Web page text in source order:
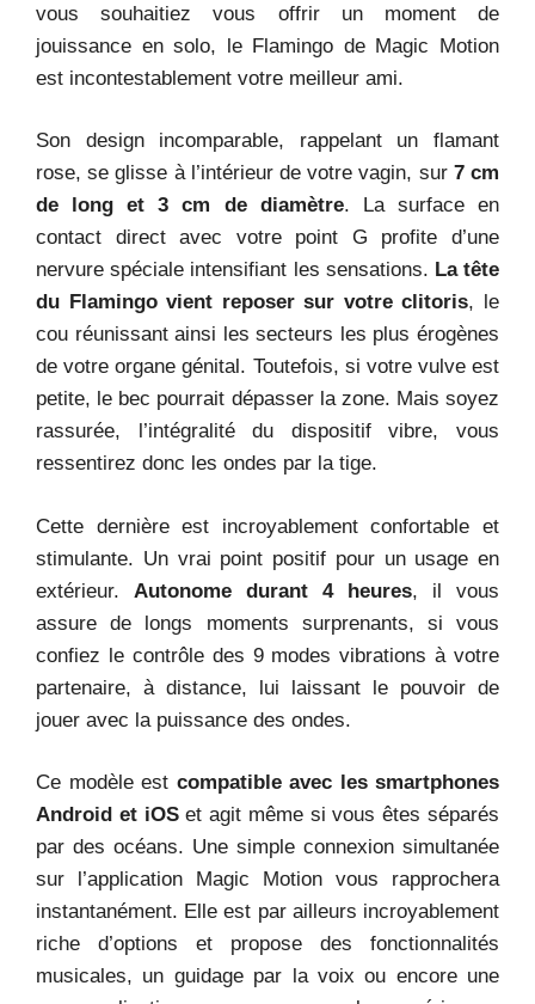
vous souhaitiez vous offrir un moment de
jouissance en solo, le Flamingo de Magic Motion
est incontestablement votre meilleur ami.
Son design incomparable, rappelant un flamant
rose, se glisse à l’intérieur de votre vagin, sur 7 cm
de long et 3 cm de diamètre. La surface en
contact direct avec votre point G profite d’une
nervure spéciale intensifiant les sensations. La tête
du Flamingo vient reposer sur votre clitoris, le
cou réunissant ainsi les secteurs les plus érogènes
de votre organe génital. Toutefois, si votre vulve est
petite, le bec pourrait dépasser la zone. Mais soyez
rassurée, l’intégralité du dispositif vibre, vous
ressentirez donc les ondes par la tige.
Cette dernière est incroyablement confortable et
stimulante. Un vrai point positif pour un usage en
extérieur. Autonome durant 4 heures, il vous
assure de longs moments surprenants, si vous
confiez le contrôle des 9 modes vibrations à votre
partenaire, à distance, lui laissant le pouvoir de
jouer avec la puissance des ondes.
Ce modèle est compatible avec les smartphones
Android et iOSet agit même si vous êtes séparés
par des océans. Une simple connexion simultanée
sur l’application Magic Motion vous rapprochera
instantanément. Elle est par ailleurs incroyablement
riche d’options et propose des fonctionnalités
musicales, un guidage par la voix ou encore une